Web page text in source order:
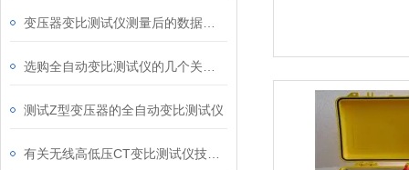
测试Z型变压器的全自动变比测试仪